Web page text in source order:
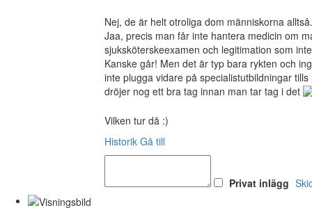
Nej, de är helt otroliga dom människorna
Jaa, precis man får inte hantera medicin om
sjuksköterskeexamen och legitimation som
Kanske går! Men det är typ bara rykten och
inte plugga vidare på specialistutbildningar
dröjer nog ett bra tag innan man tar tag i det
Vilken tur då :)
Historik Gå till
Privat inlägg